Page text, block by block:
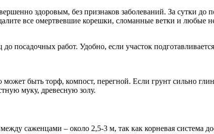
здоровым, без признаков заболеваний. За сутки до
все омертвевшие корешки, сломанные ветки и любые
посадочных работ. Удобно, если участок
быть торф, компост, перегной. Если грунт сильно
муку, древесную золу.
саженцами – около 2,5-3 м, так как корневая система